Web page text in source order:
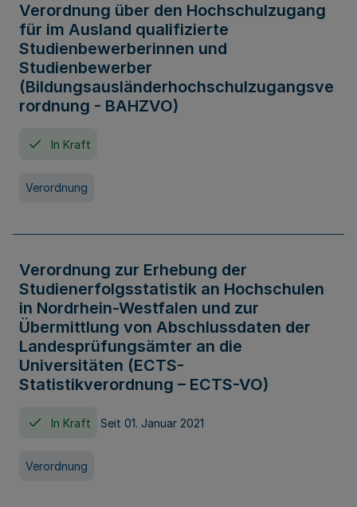
Verordnung über den Hochschulzugang
für im Ausland qualifizierte
Studienbewerberinnen und
Studienbewerber
(Bildungsausländerhochschulzugangsve
rordnung - BAHZVO)
In Kraft
Verordnung
Verordnung zur Erhebung der
Studienerfolgsstatistik an Hochschulen
in Nordrhein-Westfalen und zur
Übermittlung von Abschlussdaten der
Landesprüfungsämter an die
Universitäten (ECTS-
Statistikverordnung – ECTS-VO)
In Kraft Seit 01. Januar 2021
Verordnung